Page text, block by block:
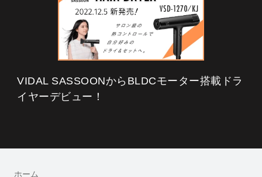
VIDAL SASSOONからBLDCモーター搭載ドラ
イヤーデビュー！
ホーム